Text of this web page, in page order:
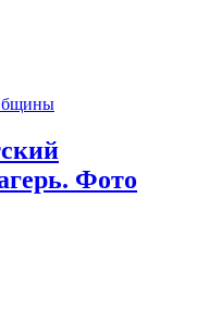
Фото